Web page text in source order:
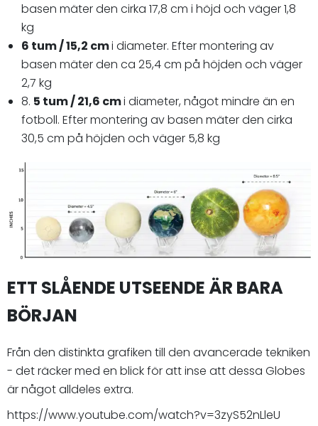
basen mäter den cirka 17,8 cm i höjd och väger 1,8
kg
6 tum / 15,2 cmi diameter. Efter montering av
basen mäter den ca 25,4 cm på höjden och väger
2,7 kg
8. 5 tum / 21,6 cmi diameter, något mindre än en
fotboll. Efter montering av basen mäter den cirka
30,5 cm på höjden och väger 5,8 kg
ETT SLÅENDE UTSEENDE ÄR BARA
BÖRJAN
Från den distinkta grafiken till den avancerade tekniken
- det räcker med en blick för att inse att dessa Globes
är något alldeles extra.
https://www.youtube.com/watch?v=3zyS52nLleU